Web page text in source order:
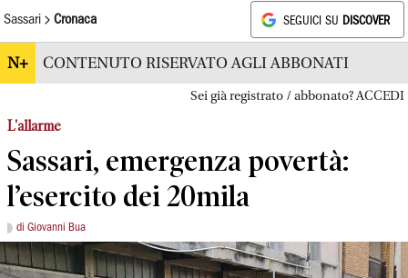
Sassari Cronaca SEGUICI SU DISCOVER
N+ CONTENUTO RISERVATO AGLI ABBONATI
Sei già registrato / abbonato? ACCEDI
L'allarme
Sassari, emergenza povertà:
l’esercito dei 20mila
di Giovanni Bua